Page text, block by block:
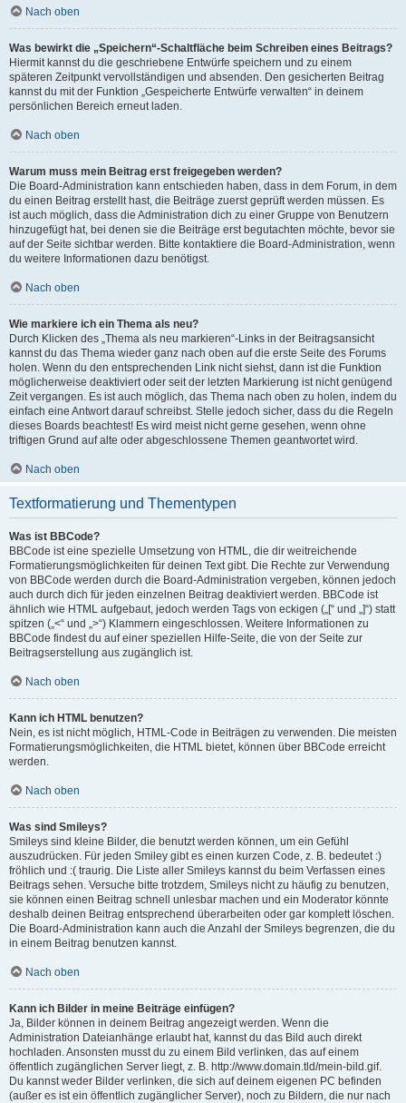
Nach oben
Was bewirkt die „Speichern“-Schaltfläche beim Schreiben eines Beitrags?
Hiermit kannst du die geschriebene Entwürfe speichern und zu einem
späteren Zeitpunkt vervollständigen und absenden. Den gesicherten Beitrag
kannst du mit der Funktion „Gespeicherte Entwürfe verwalten“ in deinem
persönlichen Bereich erneut laden.
Nach oben
Warum muss mein Beitrag erst freigegeben werden?
Die Board-Administration kann entschieden haben, dass in dem Forum, in dem
du einen Beitrag erstellt hast, die Beiträge zuerst geprüft werden müssen. Es
ist auch möglich, dass die Administration dich zu einer Gruppe von Benutzern
hinzugefügt hat, bei denen sie die Beiträge erst begutachten möchte, bevor sie
auf der Seite sichtbar werden. Bitte kontaktiere die Board-Administration, wenn
du weitere Informationen dazu benötigst.
Nach oben
Wie markiere ich ein Thema als neu?
Durch Klicken des „Thema als neu markieren“-Links in der Beitragsansicht
kannst du das Thema wieder ganz nach oben auf die erste Seite des Forums
holen. Wenn du den entsprechenden Link nicht siehst, dann ist die Funktion
möglicherweise deaktiviert oder seit der letzten Markierung ist nicht genügend
Zeit vergangen. Es ist auch möglich, das Thema nach oben zu holen, indem du
einfach eine Antwort darauf schreibst. Stelle jedoch sicher, dass du die Regeln
dieses Boards beachtest! Es wird meist nicht gerne gesehen, wenn ohne
triftigen Grund auf alte oder abgeschlossene Themen geantwortet wird.
Nach oben
Textformatierung und Thementypen
Was ist BBCode?
BBCode ist eine spezielle Umsetzung von HTML, die dir weitreichende
Formatierungsmöglichkeiten für deinen Text gibt. Die Rechte zur Verwendung
von BBCode werden durch die Board-Administration vergeben, können jedoch
auch durch dich für jeden einzelnen Beitrag deaktiviert werden. BBCode ist
ähnlich wie HTML aufgebaut, jedoch werden Tags von eckigen („[“ und „]“) statt
spitzen („<“ und „>“) Klammern eingeschlossen. Weitere Informationen zu
BBCode findest du auf einer speziellen Hilfe-Seite, die von der Seite zur
Beitragserstellung aus zugänglich ist.
Nach oben
Kann ich HTML benutzen?
Nein, es ist nicht möglich, HTML-Code in Beiträgen zu verwenden. Die meisten
Formatierungsmöglichkeiten, die HTML bietet, können über BBCode erreicht
werden.
Nach oben
Was sind Smileys?
Smileys sind kleine Bilder, die benutzt werden können, um ein Gefühl
auszudrücken. Für jeden Smiley gibt es einen kurzen Code, z. B. bedeutet :)
fröhlich und :( traurig. Die Liste aller Smileys kannst du beim Verfassen eines
Beitrags sehen. Versuche bitte trotzdem, Smileys nicht zu häufig zu benutzen,
sie können einen Beitrag schnell unlesbar machen und ein Moderator könnte
deshalb deinen Beitrag entsprechend überarbeiten oder gar komplett löschen.
Die Board-Administration kann auch die Anzahl der Smileys begrenzen, die du
in einem Beitrag benutzen kannst.
Nach oben
Kann ich Bilder in meine Beiträge einfügen?
Ja, Bilder können in deinem Beitrag angezeigt werden. Wenn die
Administration Dateianhänge erlaubt hat, kannst du das Bild auch direkt
hochladen. Ansonsten musst du zu einem Bild verlinken, das auf einem
öffentlich zugänglichen Server liegt, z. B. http://www.domain.tld/mein-bild.gif.
Du kannst weder Bilder verlinken, die sich auf deinem eigenen PC befinden
(außer es ist ein öffentlich zugänglicher Server), noch zu Bildern, die nur nach